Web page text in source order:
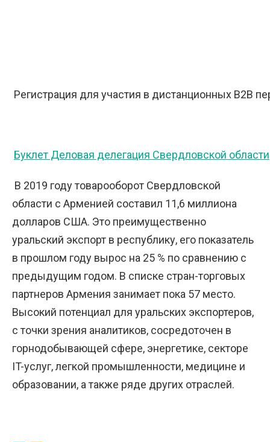
Регистрация для участия в дистанционных В2В
Буклет Деловая делегация Свердловской области
В 2019 году товарооборот Свердловской
области с Арменией составил 11,6 миллиона
долларов США. Это преимущественно
уральский экспорт в республику, его показатель
в прошлом году вырос на 25 % по сравнению с
предыдущим годом. В списке стран-торговых
партнеров Армения занимает пока 57 место.
Высокий потенциал для уральских экспортеров,
с точки зрения аналитиков, сосредоточен в
горнодобывающей сфере, энергетике, секторе
IT-услуг, легкой промышленности, медицине и
образовании, а также ряде других отраслей.